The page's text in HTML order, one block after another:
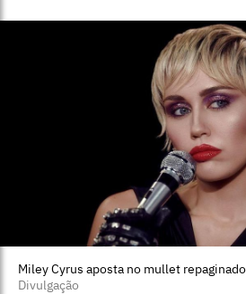
Miley Cyrus aposta no mullet
Divulgação